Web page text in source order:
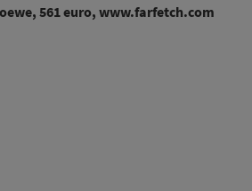
561 euro, www.farfetch.com